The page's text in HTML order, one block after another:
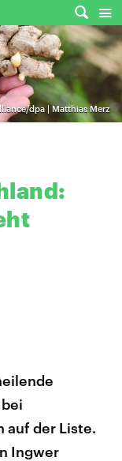
dpa | Matthias Merz
auf der Liste.
Ingwer